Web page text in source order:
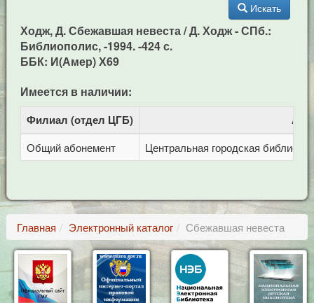
Искать
Ходж, Д. Сбежавшая невеста / Д. Ходж - СПб.:
Библиополис, -1994. -424 с.
ББК: И(Амер) Х69
Имеется в наличии:
Филиал (отдел ЦГБ)
Общий абонемент Центральная городская
Главная Электронный каталог Сбежавшая невеста